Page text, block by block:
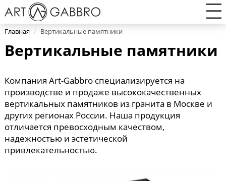
Главная / Вертикальные памятники
Вертикальные памятники
Компания Art-Gabbro специализируется на
производстве и продаже высококачественных
вертикальных памятников из гранита в Москве и
других регионах России. Наша продукция
отличается превосходным качеством,
надежностью и эстетической
привлекательностью.